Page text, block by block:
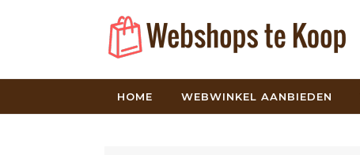
HOME WEBWINKEL AANBIEDEN